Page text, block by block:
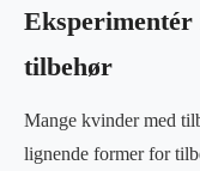
Eksperimentér
tilbehør
Mange kvinder med
lignende former for